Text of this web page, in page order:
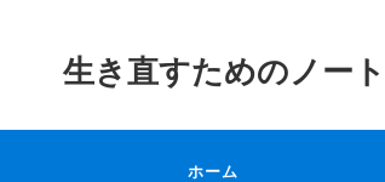
生き直すためのノート
ホーム